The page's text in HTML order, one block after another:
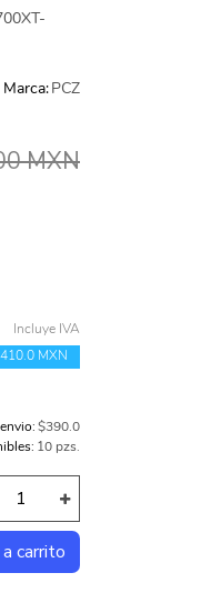
Marca:PCZ
MXN
Incluye IVA
MXN
$390.0
10 pzs.